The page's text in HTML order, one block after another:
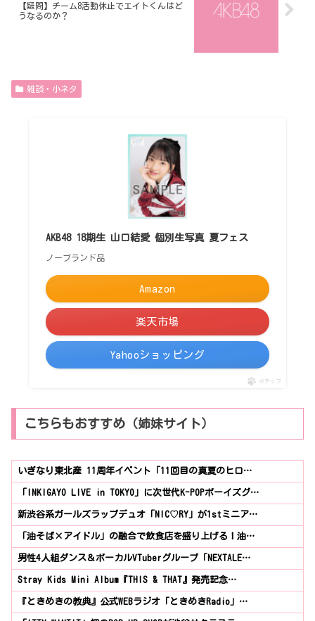
【疑問】チーム8活動休止でエイトくんはど
うなるのか？
雑談・小ネタ
AKB48 18期生 山口結愛 個別生写真 夏フェス
ノーブランド品
Amazon
楽天市場
Yahooショッピング
ポチップ
こちらもおすすめ（姉妹サイト）
いぎなり東北産 11周年イベント「11回目の真夏のヒロ…
「INKIGAYO LIVE in TOKYO」に次世代K-POPボーイズグ…
新渋谷系ガールズラップデュオ「NIC♡RY」が1stミニア…
「油そば×アイドル」の融合で飲食店を盛り上げる！油…
男性4人組ダンス＆ボーカルVTuberグループ「NEXTALE…
Stray Kids Mini Album『THIS & THAT』発売記念…
『ときめきの教典』公式WEBラジオ「ときめきRadio」…